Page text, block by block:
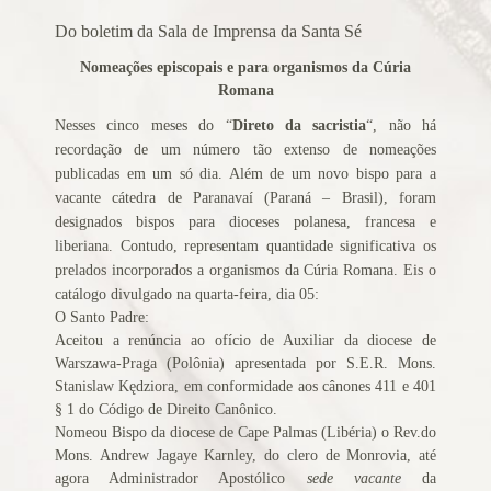
Algumas fotos do Santo Padre no Reino Unido
Altar onde será venerado João Paulo II
Ambientes que favorecem a prática da virtude
Aniversário da proclamação do dogma da Assunção da
Virgem
Aniversário do Cardeal emérito do Rio de Janeiro
Aniversário do governo do Arcebispo de Olinda e
Recife
Anjo da Guarda do Brasil
Antes do consistório, nomeados reúnem-se com o Papa
Anúncio (Kalendas) do Natal do Senhor em 2015
Aprovada beatificação de Irmã Dulce
Ara Dei Christus est!
Arautos do Evangelho e Sucumbíos
Arcebispo brasileiro é o novo Prefeito para os
Do boletim da Sala de Imprensa da Santa Sé
Nomeações episcopais e para organismos da Cúria
Romana
Nesses cinco meses do “Direto da sacristia“, não há
recordação de um número tão extenso de nomeações
publicadas em um só dia. Além de um novo bispo para a
vacante cátedra de Paranavaí (Paraná – Brasil), foram
designados bispos para dioceses polanesa, francesa e
liberiana. Contudo, representam quantidade significativa os
prelados incorporados a organismos da Cúria Romana. Eis o
catálogo divulgado na quarta-feira, dia 05:
O Santo Padre:
Aceitou a renúncia ao ofício de Auxiliar da diocese de
Warszawa-Praga (Polônia) apresentada por S.E.R. Mons.
Stanislaw Kędziora, em conformidade aos cânones 411 e 401
§ 1 do Código de Direito Canônico.
Nomeou Bispo da diocese de Cape Palmas (Libéria) o Rev.do
Mons. Andrew Jagaye Karnley, do clero de Monrovia, até
agora Administrador Apostólico sede vacanteda